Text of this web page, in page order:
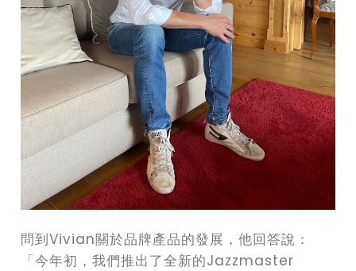
問到Vivian關於品牌產品的發展，他回答說：
「今年初，我們推出了全新的Jazzmaster